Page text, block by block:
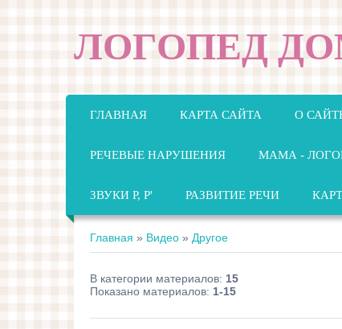
ЛОГОПЕД
ГЛАВНАЯ КАРТА САЙТА О
РЕЧЕВЫЕ НАРУШЕНИЯ МАМА -
ЗВУКИ Р, Р' РАЗВИТИЕ РЕЧИ
Главная » Видео » Другое
В категории материалов: 15
Показано материалов: 1-15